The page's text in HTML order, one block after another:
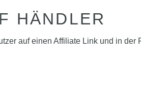
HÄNDLER
auf einen Affiliate Link und in der